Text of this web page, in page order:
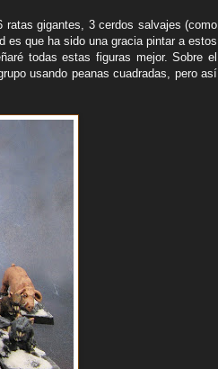
gigantes, 3 cerdos salvajes (como
es que ha sido una gracia pintar a estos
todas estas figuras mejor. Sobre el
usando peanas cuadradas, pero así